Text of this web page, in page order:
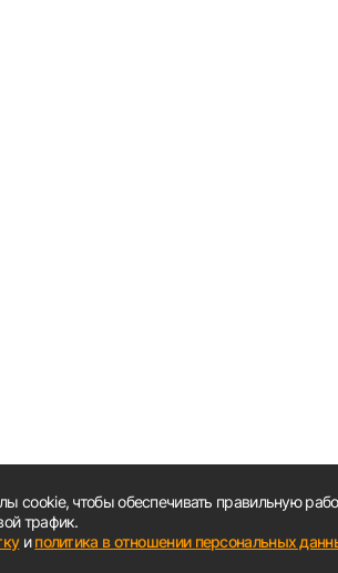
cookie, чтобы обеспечивать правильную
трафик.
иполитика в отношении персональных